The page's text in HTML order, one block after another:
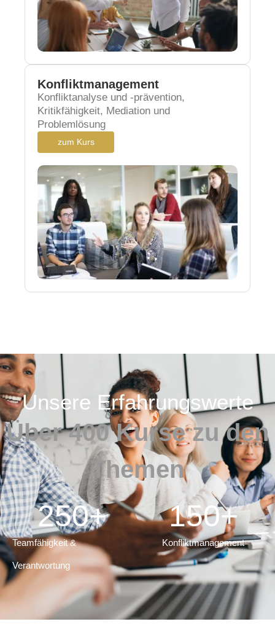
Konfliktmanagement
Konfliktanalyse und -prävention,
Kritikfähigkeit, Mediation und
Problemlösung
zum Kurs
Unsere Erfahrungswerte
Über 400 Kurse zu den
Themen
Teamfähigkeit &
Verantwortung
250+
Konfliktmanagement
150+